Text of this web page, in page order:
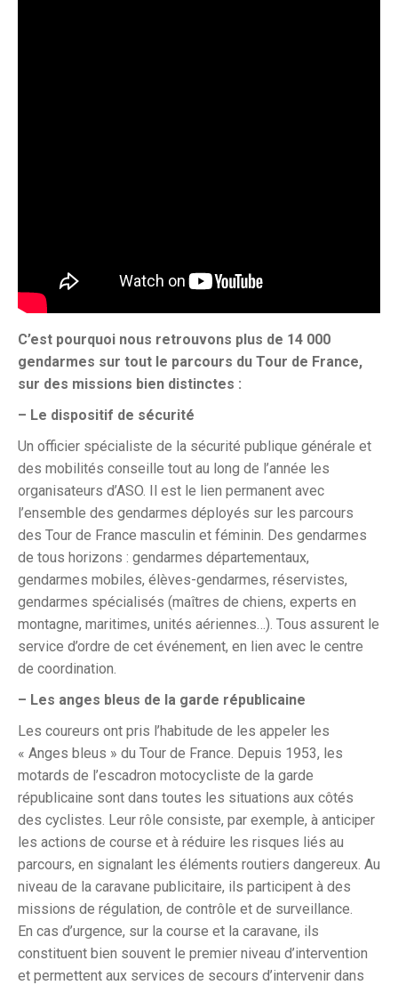
C’est pourquoi nous retrouvons plus de 14 000
gendarmes sur tout le parcours du Tour de France,
sur des missions bien distinctes :
– Le dispositif de sécurité
Un officier spécialiste de la sécurité publique générale et
des mobilités conseille tout au long de l’année les
organisateurs d’ASO. Il est le lien permanent avec
l’ensemble des gendarmes déployés sur les parcours
des Tour de France masculin et féminin. Des gendarmes
de tous horizons : gendarmes départementaux,
gendarmes mobiles, élèves-gendarmes, réservistes,
gendarmes spécialisés (maîtres de chiens, experts en
montagne, maritimes, unités aériennes…). Tous assurent le
service d’ordre de cet événement, en lien avec le centre
de coordination.
– Les anges bleus de la garde républicaine
Les coureurs ont pris l’habitude de les appeler les
« Anges bleus » du Tour de France. Depuis 1953, les
motards de l’escadron motocycliste de la garde
républicaine sont dans toutes les situations aux côtés
des cyclistes. Leur rôle consiste, par exemple, à anticiper
les actions de course et à réduire les risques liés au
parcours, en signalant les éléments routiers dangereux. Au
niveau de la caravane publicitaire, ils participent à des
missions de régulation, de contrôle et de surveillance.
En cas d’urgence, sur la course et la caravane, ils
constituent bien souvent le premier niveau d’intervention
et permettent aux services de secours d’intervenir dans